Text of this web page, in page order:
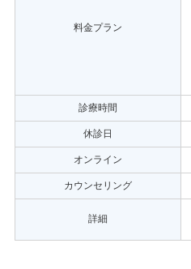
料金プラン
診療時間
休診日
オンライン
カウンセリング
詳細